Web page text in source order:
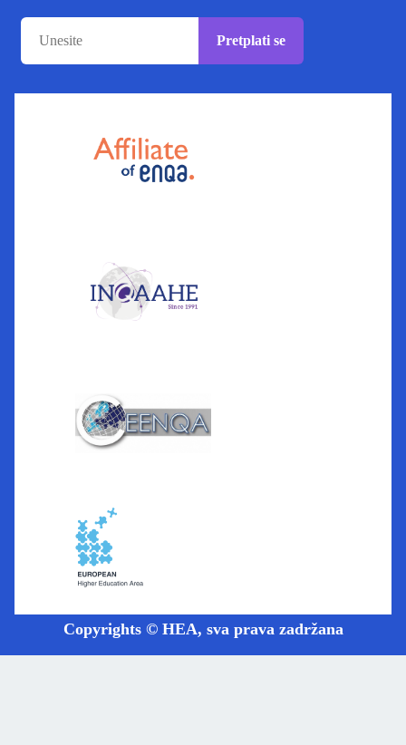
Pretplati se
Copyrights © HEA, sva prava zadržana